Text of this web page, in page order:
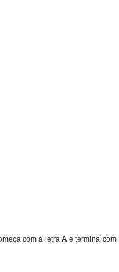
com a letra Ae termina com